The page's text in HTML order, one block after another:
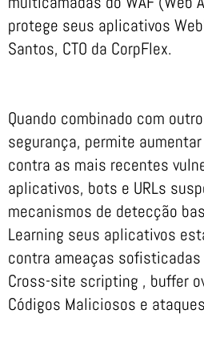
protege seus aplicativos
Santos, CTO da CorpFlex.
Quando combinado com
segurança, permite
contra as mais recentes
aplicativos, bots e URLs
mecanismos de detecção
Learning seus aplicativos
contra ameaças sofisticadas
Cross-site scripting , buffer
Códigos Maliciosos e